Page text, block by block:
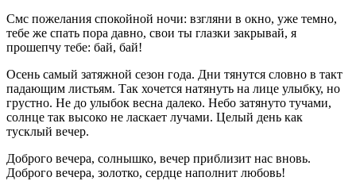
Смс пожелания спокойной ночи: взгляни в окно, уже темно,
тебе же спать пора давно, свои ты глазки закрывай, я
прошепчу тебе: бай, бай!
Осень самый затяжной сезон года. Дни тянутся словно в такт
падающим листьям. Так хочется натянуть на лице улыбку, но
грустно. Не до улыбок весна далеко. Небо затянуто тучами,
солнце так высоко не ласкает лучами. Целый день как
тусклый вечер.
Доброго вечера, солнышко, вечер приблизит нас вновь.
Доброго вечера, золотко, сердце наполнит любовь!